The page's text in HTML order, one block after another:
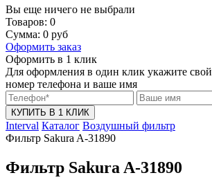
Вы еще ничего не выбрали
Товаров: 0
Сумма: 0 руб
Оформить заказ
Оформить в 1 клик
Для оформления в один клик укажите свой
номер телефона и ваше имя
КУПИТЬ В 1 КЛИК
Interval Каталог Воздушный фильтр
Фильтр Sakura A-31890
Фильтр Sakura A-31890